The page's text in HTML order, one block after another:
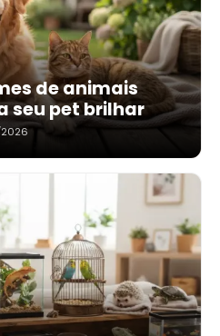
de animais
seu pet brilhar